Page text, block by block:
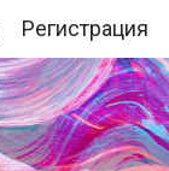
Регистрация